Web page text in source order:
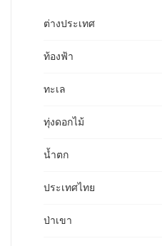
ต่างประเทศ
ท้องฟ้า
ทะเล
ทุ่งดอกไม้
น้ำตก
ประเทศไทย
ป่าเขา